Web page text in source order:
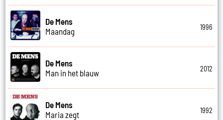
De Mens
Maandag
1996
De Mens
Man in het blauw
2012
De Mens
Maria zegt
1992